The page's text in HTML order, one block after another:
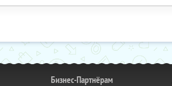
Бизнес-Партнёрам